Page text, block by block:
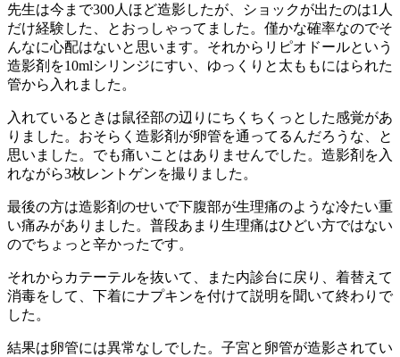
先生は今まで300人ほど造影したが、ショックが出たのは1人
だけ経験した、とおっしゃってました。僅かな確率なのでそ
んなに心配はないと思います。それからリピオドールという
造影剤を10mlシリンジにすい、ゆっくりと太ももにはられた
管から入れました。
入れているときは鼠径部の辺りにちくちくっとした感覚があ
りました。おそらく造影剤が卵管を通ってるんだろうな、と
思いました。でも痛いことはありませんでした。造影剤を入
れながら3枚レントゲンを撮りました。
最後の方は造影剤のせいで下腹部が生理痛のような冷たい重
い痛みがありました。普段あまり生理痛はひどい方ではない
のでちょっと辛かったです。
それからカテーテルを抜いて、また内診台に戻り、着替えて
消毒をして、下着にナプキンを付けて説明を聞いて終わりで
した。
結果は卵管には異常なしでした。子宮と卵管が造影されてい